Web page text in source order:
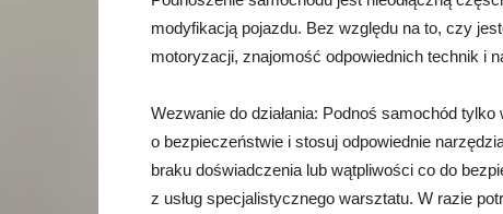
modyfikacją pojazdu. Bez względu na to, czy
motoryzacji, znajomość odpowiednich technik i
Wezwanie do działania: Podnoś samochód
o bezpieczeństwie i stosuj odpowiednie
braku doświadczenia lub wątpliwości co do
z usług specjalistycznego warsztatu. W razie